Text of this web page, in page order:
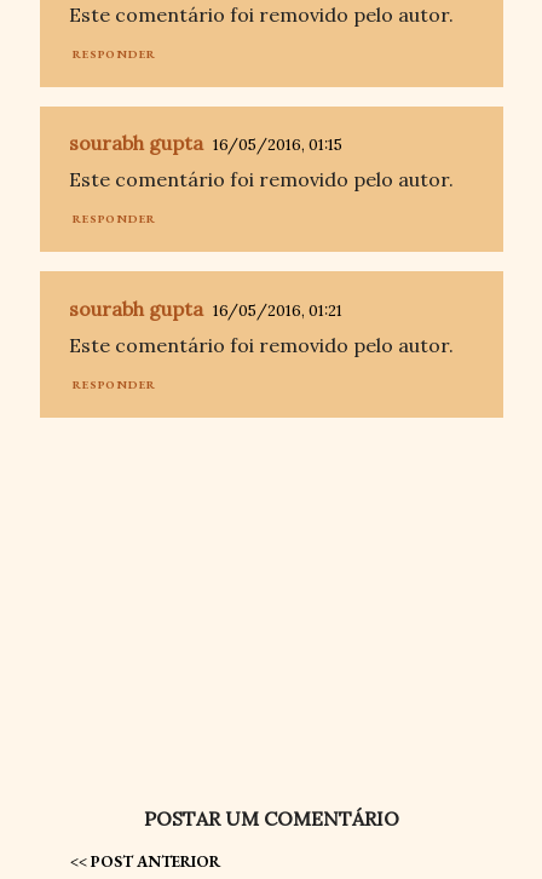
Este comentário foi removido pelo autor.
RESPONDER
sourabh gupta 16/05/2016, 01:15
Este comentário foi removido pelo autor.
RESPONDER
sourabh gupta 16/05/2016, 01:21
Este comentário foi removido pelo autor.
RESPONDER
POSTAR UM COMENTÁRIO